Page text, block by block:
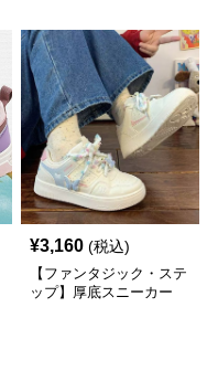
¥3,160 (税込)
【ファンタジック・ステ
ップ】厚底スニーカー